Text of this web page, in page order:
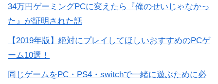
34万円ゲーミングPCに変えたら『俺のせいじゃなかっ
た』が証明された話
【2019年版】絶対にプレイしてほしいおすすめのPCゲ
ーム10選！
同じゲームをPC・PS4・switchで一緒に遊ぶために必